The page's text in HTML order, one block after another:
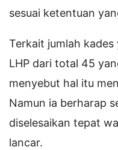
sesuai ketentuan
Terkait jumlah kades
LHP dari total 45
menyebut hal itu
Namun ia berharap
diselesaikan tepat
lancar.